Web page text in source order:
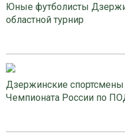
Юные футболисты
областной турнир
Дзержинские спортсмены
Чемпионата России по